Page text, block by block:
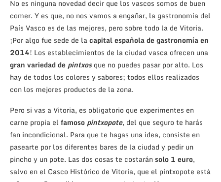
No es ninguna novedad decir que los vascos somos de buen
comer. Y es que, no nos vamos a engañar, la gastronomía del
País Vasco es de las mejores, pero sobre todo la de Vitoria.
¡Por algo fue sede de lacapital española de gastronomía en
2014! Los establecimientos de la ciudad vasca ofrecen una
gran variedad de pintxosque no puedes pasar por alto. Los
hay de todos los colores y sabores; todos ellos realizados
con los mejores productos de la zona.
Pero si vas a Vitoria, es obligatorio que experimentes en
carne propia el famoso pintxopote, del que seguro te harás
fan incondicional. Para que te hagas una idea, consiste en
pasearte por los diferentes bares de la ciudad y pedir un
pincho y un pote. Las dos cosas te costaránsolo 1 euro,
salvo en el Casco Histórico de Vitoria, que el pintxopote está